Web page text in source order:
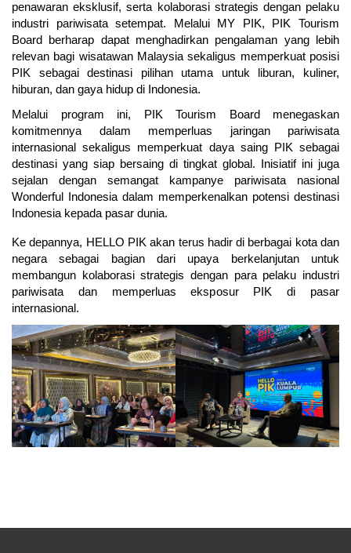
penawaran eksklusif, serta kolaborasi strategis dengan pelaku
industri pariwisata setempat. Melalui MY PIK, PIK Tourism
Board berharap dapat menghadirkan pengalaman yang lebih
relevan bagi wisatawan Malaysia sekaligus memperkuat posisi
PIK sebagai destinasi pilihan utama untuk liburan, kuliner,
hiburan, dan gaya hidup di Indonesia.
Melalui program ini, PIK Tourism Board menegaskan
komitmennya dalam memperluas jaringan pariwisata
internasional sekaligus memperkuat daya saing PIK sebagai
destinasi yang siap bersaing di tingkat global. Inisiatif ini juga
sejalan dengan semangat kampanye pariwisata nasional
Wonderful Indonesia dalam memperkenalkan potensi destinasi
Indonesia kepada pasar dunia.
Ke depannya, HELLO PIK akan terus hadir di berbagai kota dan
negara sebagai bagian dari upaya berkelanjutan untuk
membangun kolaborasi strategis dengan para pelaku industri
pariwisata dan memperluas eksposur PIK di pasar
internasional.